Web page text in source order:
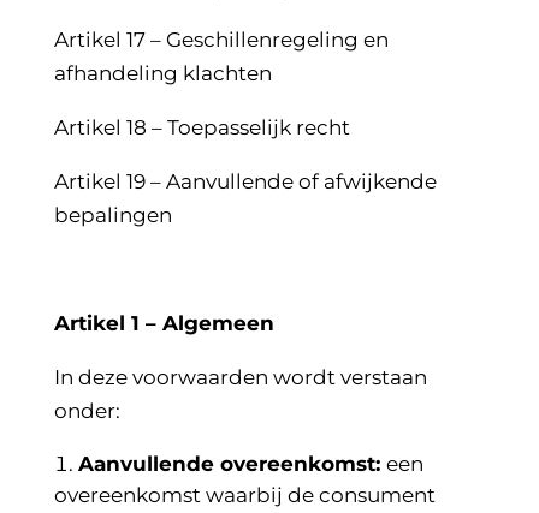
Artikel 17 – Geschillenregeling en
afhandeling klachten
Artikel 18 – Toepasselijk recht
Artikel 19 – Aanvullende of afwijkende
bepalingen
Artikel 1 – Algemeen
In deze voorwaarden wordt verstaan
onder:
Aanvullende overeenkomst: een
overeenkomst waarbij de consument